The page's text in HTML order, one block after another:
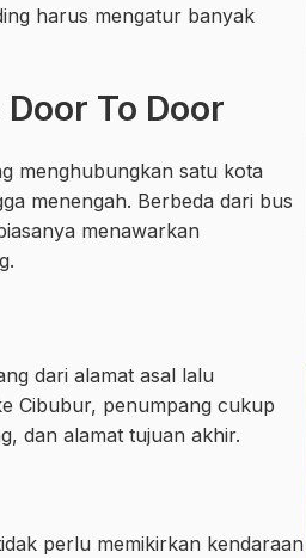
harus mengatur banyak
To Door
menghubungkan satu kota
menengah. Berbeda dari bus
menawarkan
dari alamat asal lalu
Cibubur, penumpang cukup
dan alamat tujuan akhir.
perlu memikirkan kendaraan